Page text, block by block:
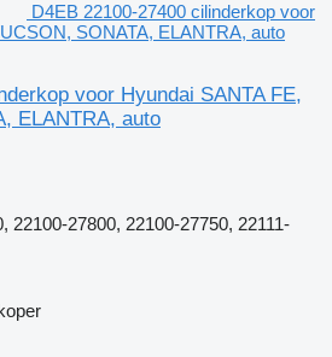
D4EB 22100-27400 cilinderkop voor
SONATA, ELANTRA, auto
voor Hyundai SANTA FE,
ELANTRA, auto
22100-27800, 22100-27750, 22111-